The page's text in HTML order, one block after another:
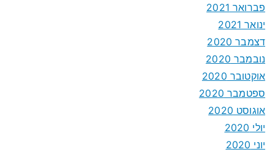
פברואר 2021
ינואר 2021
דצמבר 2020
נובמבר 2020
אוקטובר 2020
ספטמבר 2020
אוגוסט 2020
יולי 2020
יוני 2020